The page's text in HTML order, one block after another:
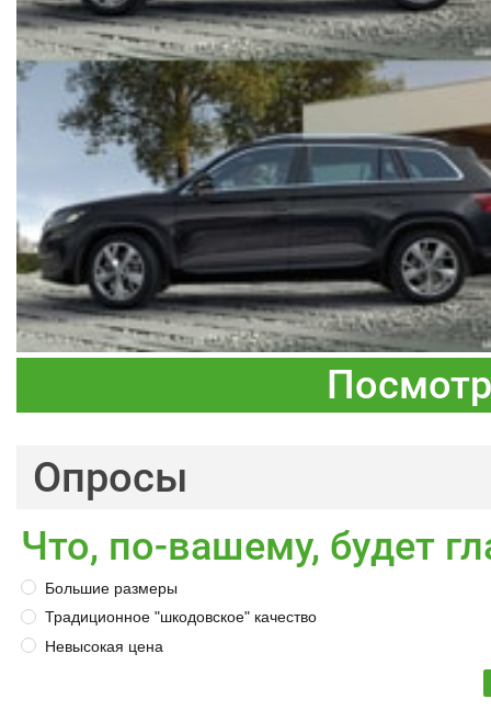
Опросы
Что, по-вашему, будет
Большие размеры
Традиционное "шкодовское" качество
Невысокая цена